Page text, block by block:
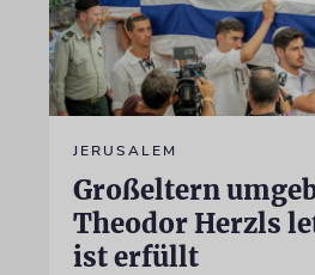
JERUSALEM
Großeltern
Theodor Herzls
ist erfüllt